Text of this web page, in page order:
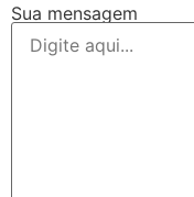
Sua mensagem